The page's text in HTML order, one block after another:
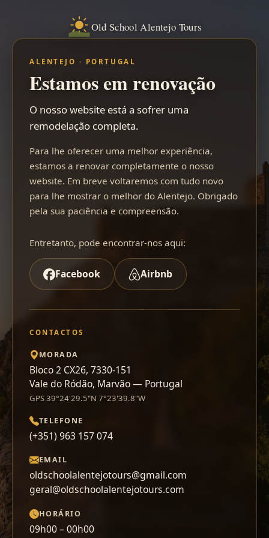
Old School Alentejo Tours
ALENTEJO · PORTUGAL
Estamos em renovação
O nosso website está a sofrer uma
remodelação completa.
Para lhe oferecer uma melhor experiência,
estamos a renovar completamente o nosso
website. Em breve voltaremos com tudo novo
para lhe mostrar o melhor do Alentejo. Obrigado
pela sua paciência e compreensão.
Entretanto, pode encontrar-nos aqui:
Facebook Airbnb
CONTACTOS
MORADA
Bloco 2 CX26, 7330-151
Vale do Ródão, Marvão — Portugal
GPS 39°24'29.5"N 7°23'39.8"W
TELEFONE
(+351) 963 157 074
EMAIL
oldschoolalentejotours@gmail.com
geral@oldschoolalentejotours.com
HORÁRIO
09h00 – 00h00